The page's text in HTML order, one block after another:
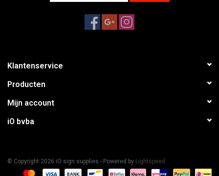
Klantenservice
Producten
Mijn account
iO bvba
© Copyright 2026 iO sign supplies - Powered by Lightspeed